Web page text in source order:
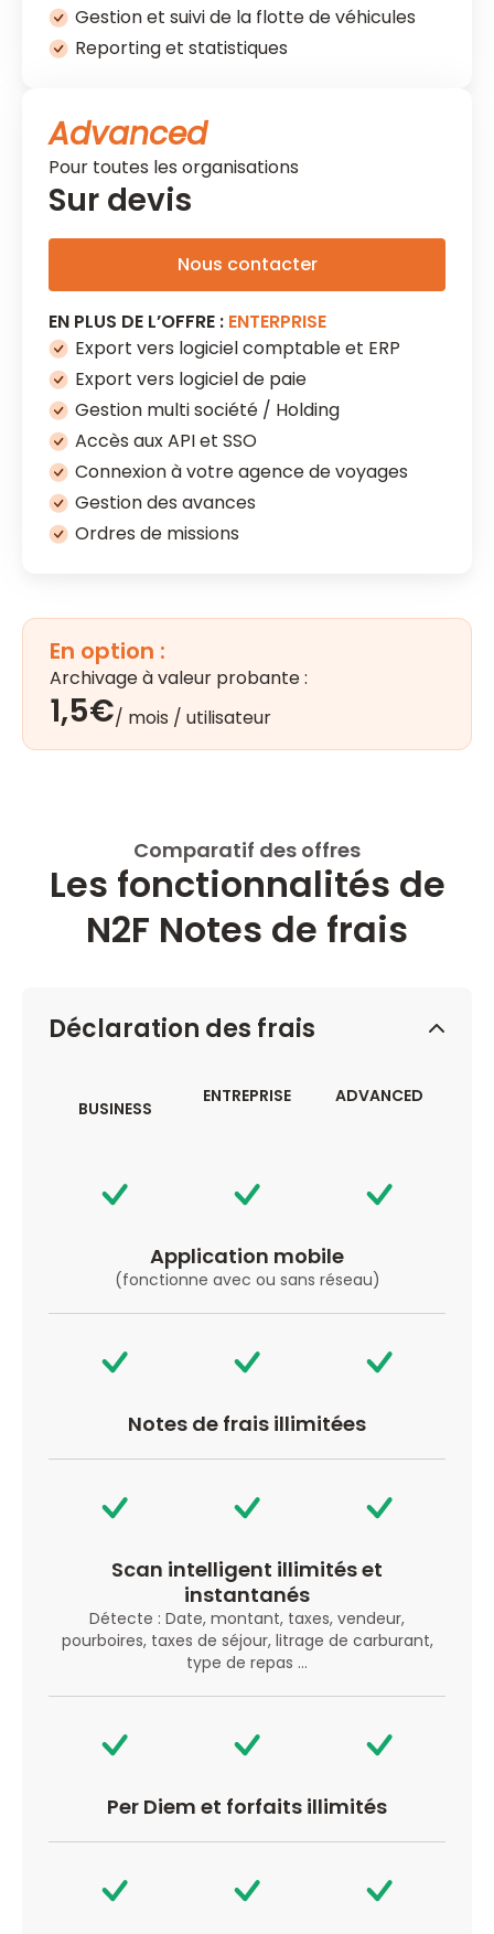
Gestion et suivi de la flotte de véhicules
Reporting et statistiques
Advanced
Pour toutes les organisations
Sur devis
Nous contacter
EN PLUS DE L’OFFRE : ENTERPRISE
Export vers logiciel comptable et ERP
Export vers logiciel de paie
Gestion multi société / Holding
Accès aux API et SSO
Connexion à votre agence de voyages
Gestion des avances
Ordres de missions
En option :
Archivage à valeur probante :
1,5€/ mois / utilisateur
Comparatif des offres
Les fonctionnalités de
N2F Notes de frais
Déclaration des frais
BUSINESS
ENTREPRISE ADVANCED
Application mobile
(fonctionne avec ou sans réseau)
Notes de frais illimitées
Scan intelligent illimités et
instantanés
Détecte : Date, montant, taxes, vendeur,
pourboires, taxes de séjour, litrage de carburant,
type de repas …
Per Diem et forfaits illimités